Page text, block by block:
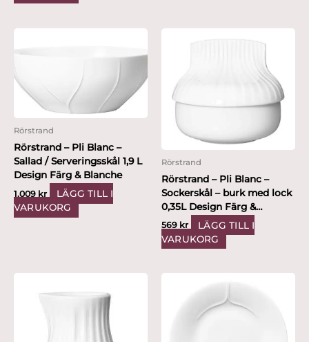
Rörstrand
Rörstrand – Pli Blanc –
Sallad / Serveringsskål 1,9 L
Design Färg & Blanche
1,009 kr
LÄGG TILL I
VARUKORG
Rörstrand
Rörstrand – Pli Blanc –
Sockerskål – burk med lock
0,35L Design Färg &
Blanche
569 kr
LÄGG TILL I
VARUKORG